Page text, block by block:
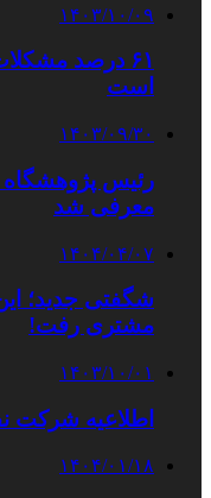
۱۴۰۳/۱۰/۰۹
۶۱ درصد
است
۱۴۰۳/۰۹/۳۰
رئیس پژوهشگاه
معرفی شد
۱۴۰۴/۰۴/۰۷
شگفتی جدید؛
مشتری رفت!
۱۴۰۳/۱۰/۰۱
اطلاعیه شرکت
۱۴۰۴/۰۱/۱۸